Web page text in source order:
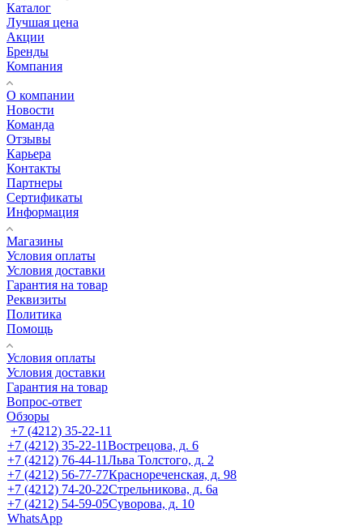
Каталог
Лучшая цена
Акции
Бренды
Компания
О компании
Новости
Команда
Отзывы
Карьера
Контакты
Партнеры
Сертификаты
Информация
Магазины
Условия оплаты
Условия доставки
Гарантия на товар
Реквизиты
Политика
Помощь
Условия оплаты
Условия доставки
Гарантия на товар
Вопрос-ответ
Обзоры
+7 (4212) 35-22-11
+7 (4212) 35-22-11Вострецова, д. 6
+7 (4212) 76-44-11Льва Толстого, д. 2
+7 (4212) 56-77-77Краснореченская, д. 98
+7 (4212) 74-20-22Стрельникова, д. 6а
+7 (4212) 54-59-05Суворова, д. 10
WhatsApp